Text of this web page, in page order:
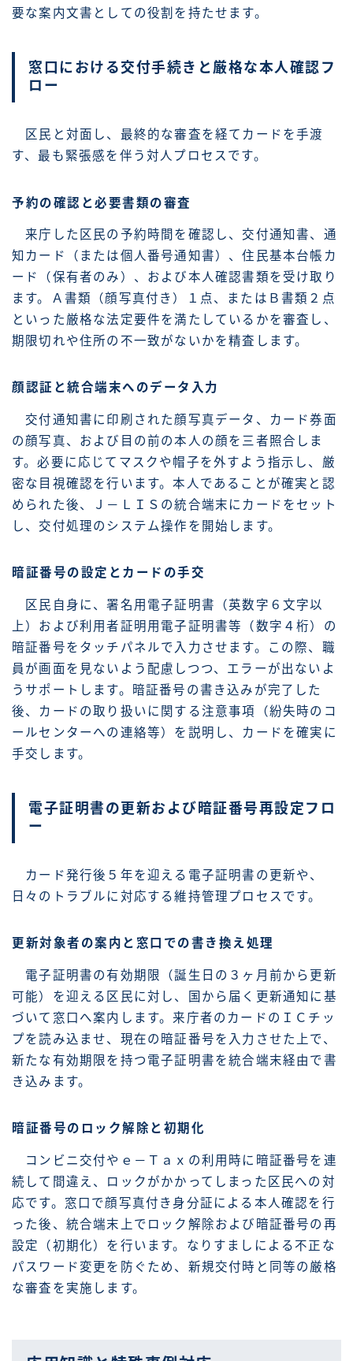
要な案内文書としての役割を持たせます。
窓口における交付手続きと厳格な本人確認フ
ロー
区民と対面し、最終的な審査を経てカードを手渡
す、最も緊張感を伴う対人プロセスです。
予約の確認と必要書類の審査
来庁した区民の予約時間を確認し、交付通知書、通
知カード（または個人番号通知書）、住民基本台帳カ
ード（保有者のみ）、および本人確認書類を受け取り
ます。Ａ書類（顔写真付き）１点、またはＢ書類２点
といった厳格な法定要件を満たしているかを審査し、
期限切れや住所の不一致がないかを精査します。
顔認証と統合端末へのデータ入力
交付通知書に印刷された顔写真データ、カード券面
の顔写真、および目の前の本人の顔を三者照合しま
す。必要に応じてマスクや帽子を外すよう指示し、厳
密な目視確認を行います。本人であることが確実と認
められた後、Ｊ－ＬＩＳの統合端末にカードをセット
し、交付処理のシステム操作を開始します。
暗証番号の設定とカードの手交
区民自身に、署名用電子証明書（英数字６文字以
上）および利用者証明用電子証明書等（数字４桁）の
暗証番号をタッチパネルで入力させます。この際、職
員が画面を見ないよう配慮しつつ、エラーが出ないよ
うサポートします。暗証番号の書き込みが完了した
後、カードの取り扱いに関する注意事項（紛失時のコ
ールセンターへの連絡等）を説明し、カードを確実に
手交します。
電子証明書の更新および暗証番号再設定フロ
ー
カード発行後５年を迎える電子証明書の更新や、
日々のトラブルに対応する維持管理プロセスです。
更新対象者の案内と窓口での書き換え処理
電子証明書の有効期限（誕生日の３ヶ月前から更新
可能）を迎える区民に対し、国から届く更新通知に基
づいて窓口へ案内します。来庁者のカードのＩＣチッ
プを読み込ませ、現在の暗証番号を入力させた上で、
新たな有効期限を持つ電子証明書を統合端末経由で書
き込みます。
暗証番号のロック解除と初期化
コンビニ交付やｅ－Ｔａｘの利用時に暗証番号を連
続して間違え、ロックがかかってしまった区民への対
応です。窓口で顔写真付き身分証による本人確認を行
った後、統合端末上でロック解除および暗証番号の再
設定（初期化）を行います。なりすましによる不正な
パスワード変更を防ぐため、新規交付時と同等の厳格
な審査を実施します。